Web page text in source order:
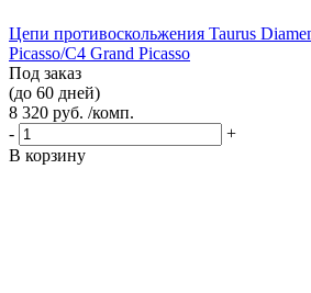
Цепи противоскольжения Taurus
Picasso/C4 Grand Picasso
Под заказ
(до 60 дней)
8 320 руб. /комп.
-
+
В корзину